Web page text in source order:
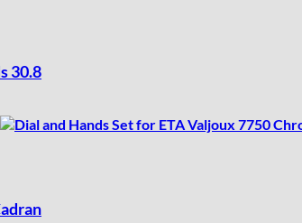
30.8